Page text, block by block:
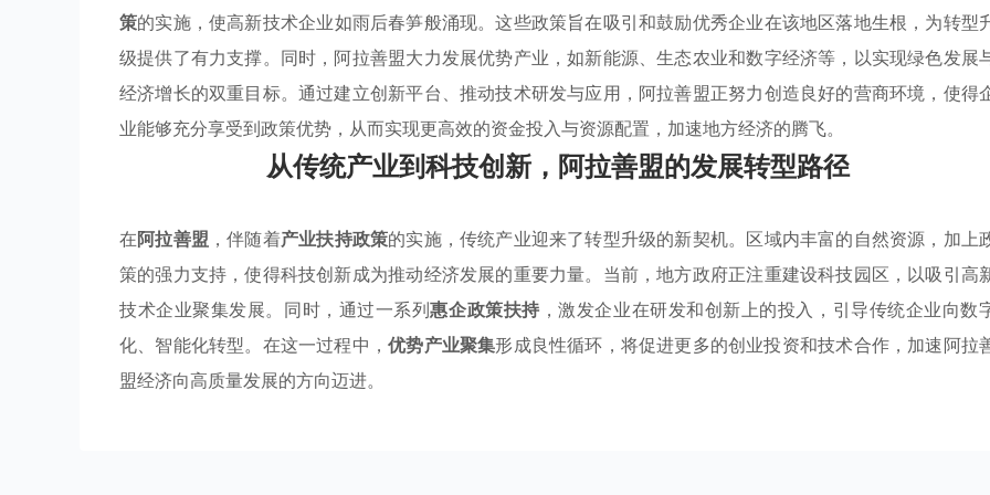
策的实施，使高新技术企业如雨后春笋般涌现。这些政策旨在吸引和鼓励优秀企业在该地区落地生根，为转型
级提供了有力支撑。同时，阿拉善盟大力发展优势产业，如新能源、生态农业和数字经济等，以实现绿色发展
经济增长的双重目标。通过建立创新平台、推动技术研发与应用，阿拉善盟正努力创造良好的营商环境，使得
业能够充分享受到政策优势，从而实现更高效的资金投入与资源配置，加速地方经济的腾飞。
从传统产业到科技创新，阿拉善盟的发展转型路径
在阿拉善盟 ，伴随着产业扶持政策的实施，传统产业迎来了转型升级的新契机。区域内丰富的自然资源，加上
策的强力支持，使得科技创新成为推动经济发展的重要力量。当前，地方政府正注重建设科技园区，以吸引高
技术企业聚集发展。同时，通过一系列惠企政策扶持 ，激发企业在研发和创新上的投入，引导传统企业向数
化、智能化转型。在这一过程中，优势产业聚集形成良性循环，将促进更多的创业投资和技术合作，加速阿拉
盟经济向高质量发展的方向迈进。